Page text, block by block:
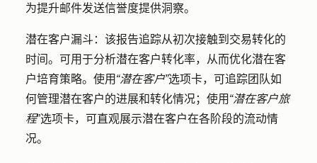
为提升邮件发送信誉度提供洞察。
潜在客户漏斗：该报告追踪从初次接触到交易转化的
时间。可用于分析潜在客户转化率，从而优化潜在客
户培育策略。使用 “潜在客户”选项卡，可追踪团队如
何管理潜在客户的进展和转化情况；使用 “潜在客户旅
程”选项卡，可直观展示潜在客户在各阶段的流动情
况。